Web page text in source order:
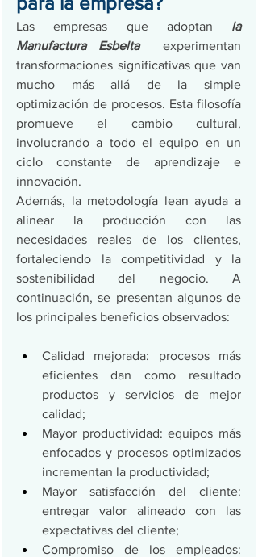
Las empresas que adoptan la
Manufactura Esbelta experimentan
transformaciones significativas que van
mucho más allá de la simple
optimización de procesos. Esta filosofía
promueve el cambio cultural,
involucrando a todo el equipo en un
ciclo constante de aprendizaje e
innovación.
Además, la metodología lean ayuda a
alinear la producción con las
necesidades reales de los clientes,
fortaleciendo la competitividad y la
sostenibilidad del negocio. A
continuación, se presentan algunos de
los principales beneficios observados:
Calidad mejorada: procesos más
eficientes dan como resultado
productos y servicios de mejor
calidad;
Mayor productividad: equipos más
enfocados y procesos optimizados
incrementan la productividad;
Mayor satisfacción del cliente:
entregar valor alineado con las
expectativas del cliente;
Compromiso de los empleados: